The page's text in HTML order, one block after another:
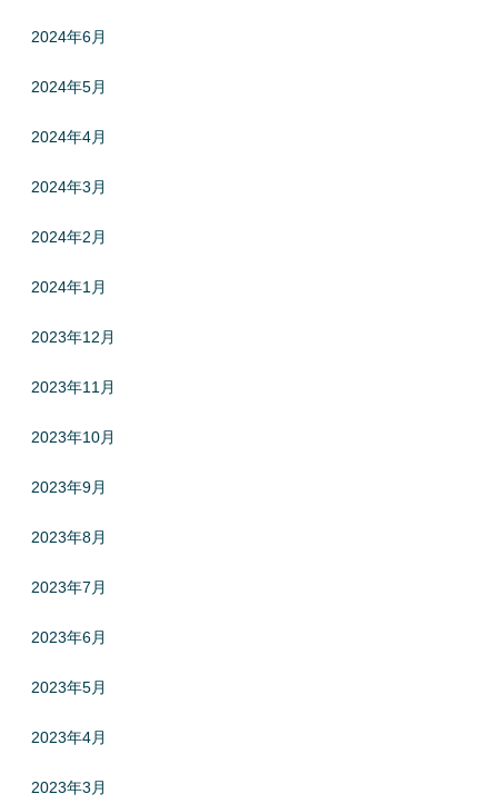
2024年6月
2024年5月
2024年4月
2024年3月
2024年2月
2024年1月
2023年12月
2023年11月
2023年10月
2023年9月
2023年8月
2023年7月
2023年6月
2023年5月
2023年4月
2023年3月